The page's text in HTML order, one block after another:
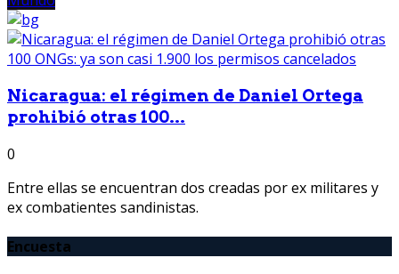
Nicaragua: el régimen de Daniel Ortega
prohibió otras 100...
0
Entre ellas se encuentran dos creadas por ex militares y
ex combatientes sandinistas.
Encuesta